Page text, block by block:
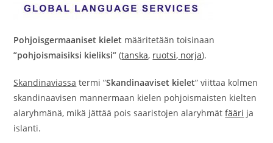
Pohjoisgermaaniset kielet määritetään toisinaan
”pohjoismaisiksi kieliksi” (tanska, ruotsi, norja).
Skandinaviassa termi ”Skandinaaviset kielet” viittaa kolmen
skandinaavisen mannermaan kielen pohjoismaisten kielten
alaryhmänä, mikä jättää pois saaristojen alaryhmätfääri ja
islanti.